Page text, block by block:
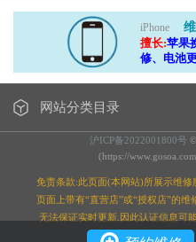
iPhone
擅长:苹果
修、电池
网站分类目录
沪ICP备2022001800号
(https://
免责条款:此页面(本网站)所展示维修
页面上带有“直营店”或“授权店”的
无法保证实时更新,因此认证信息可